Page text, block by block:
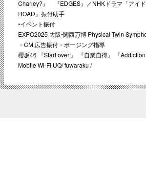
Charley?』 『EDGES』／NHKドラマ「アイ
ROAD』振付助手
•イベント振付
EXPO2025 大阪•関西万博 Physical Twin
・CM,広告振付・ポージング指導
櫻坂46 『Start over!』 『自業自得』 『
Mobile Wi-Fi UQ/ fuwaraku /